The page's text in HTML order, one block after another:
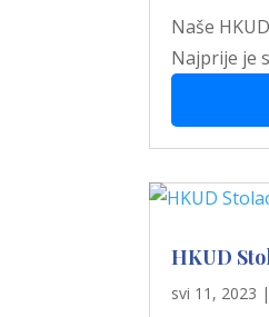
Naše
Najprije je
HKUD
svi 11, 2023